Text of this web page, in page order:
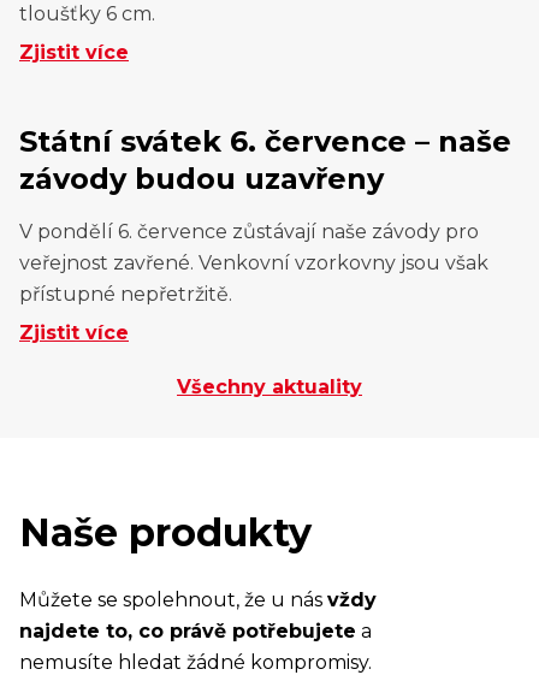
tloušťky 6 cm.
Zjistit více
Státní svátek 6. července – naše
závody budou uzavřeny
V pondělí 6. července zůstávají naše závody pro
veřejnost zavřené. Venkovní vzorkovny jsou však
přístupné nepřetržitě.
Zjistit více
Všechny aktuality
Naše produkty
Můžete se spolehnout, že u nás vždy
najdete to, co právě potřebujete a
nemusíte hledat žádné kompromisy.